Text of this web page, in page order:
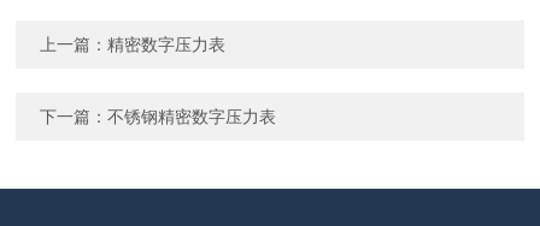
上一篇：精密数字压力表
下一篇：不锈钢精密数字压力表